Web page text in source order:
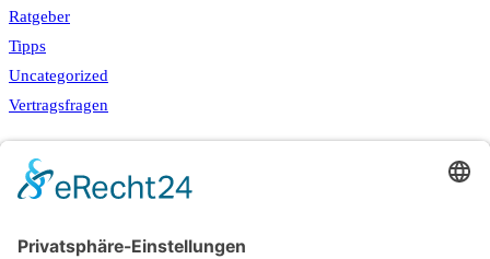
Ratgeber
Tipps
Uncategorized
Vertragsfragen
NEUESTE BEITRÄGE
Raucherpause gestalten: Vape als Alternative zur Zigarette?